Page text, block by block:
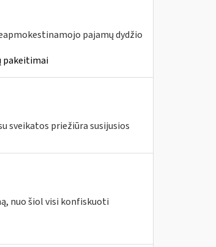
pajamų dydžio
pakeitimai
sveikatos priežiūra susijusios
nuo šiol visi konfiskuoti